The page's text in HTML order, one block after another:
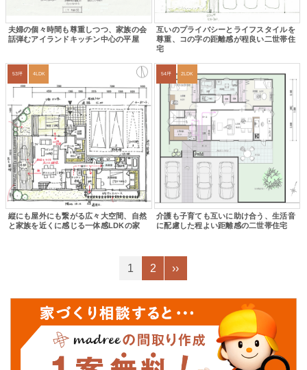
夫婦の個々時間も尊重しつつ、家族の会
話弾むアイランドキッチン中心の平屋
互いのプライバシーとライフスタイルを
尊重、コの字の距離感が程良い二世帯住
宅
53坪 4LDK
縦にも屋外にも繋がる広々大空間、自然
と家族を近くに感じる一体感LDKの家
54坪 2LDK
介護も子育ても互いに助け合う、生活音
に配慮した程よい距離感の二世帯住宅
1 2 ››